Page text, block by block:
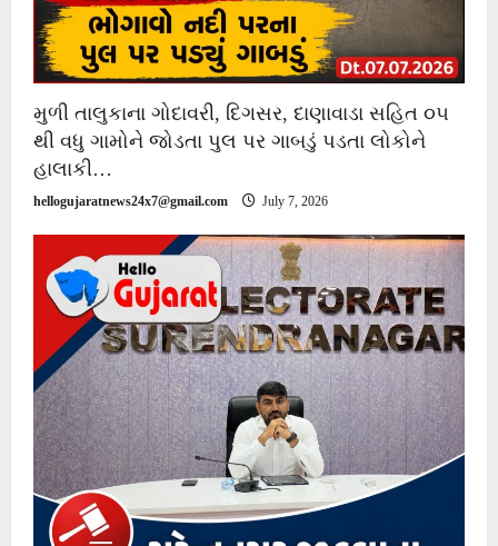
મુળી તાલુકાના ગોદાવરી, દિગસર, દાણાવાડા સહિત ૦૫
થી વધુ ગામોને જોડતા પુલ પર ગાબડું પડતા લોકોને
હાલાકી…
hellogujaratnews24x7@gmail.com July 7, 2026